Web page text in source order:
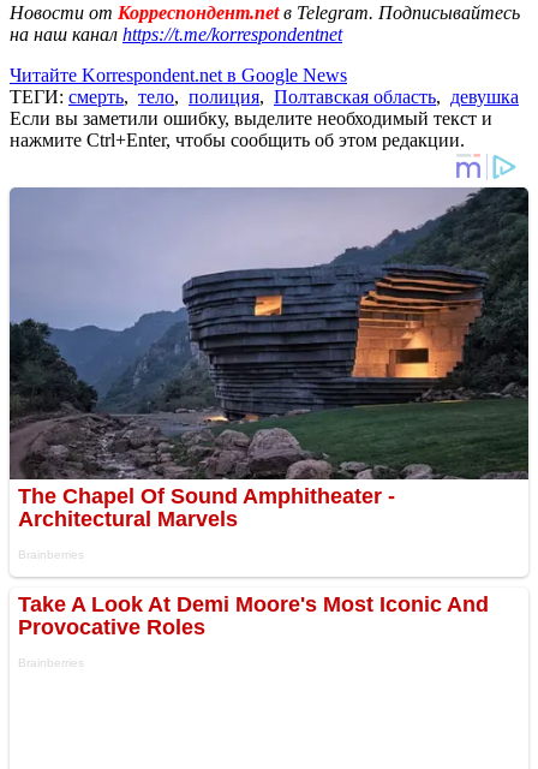
Новости от Корреспондент.netв Telegram. Подписывайтесь
на наш канал https://t.me/korrespondentnet
Читайте Korrespondent.net в Google News
ТЕГИ: смерть, тело, полиция, Полтавская область, девушка
Если вы заметили ошибку, выделите необходимый текст и
нажмите Ctrl+Enter, чтобы сообщить об этом редакции.